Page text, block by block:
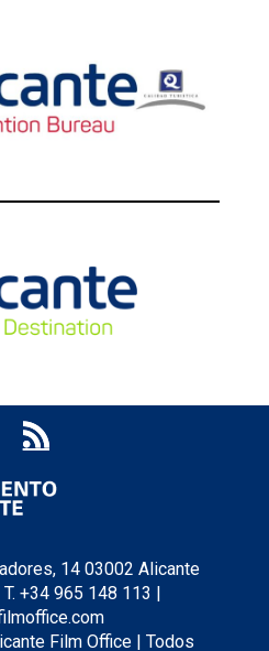
14 03002 Alicante
+34 965 148 113 |
Film Office | Todos